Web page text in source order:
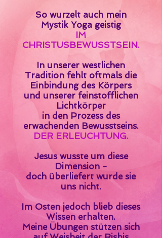
So wurzelt auch mein
Mystik Yoga geistig
IM
CHRISTUSBEWUSSTSEIN.
In unserer westlichen
Tradition fehlt oftmals die
Einbindung des Körpers
und unserer feinstofflichen
Lichtkörper
in den Prozess des
erwachenden Bewusstseins.
DER ERLEUCHTUNG.
Jesus wusste um diese
Dimension -
doch überliefert wurde sie
uns nicht.
Im Osten jedoch blieb dieses
Wissen erhalten.
Meine Übungen stützen sich